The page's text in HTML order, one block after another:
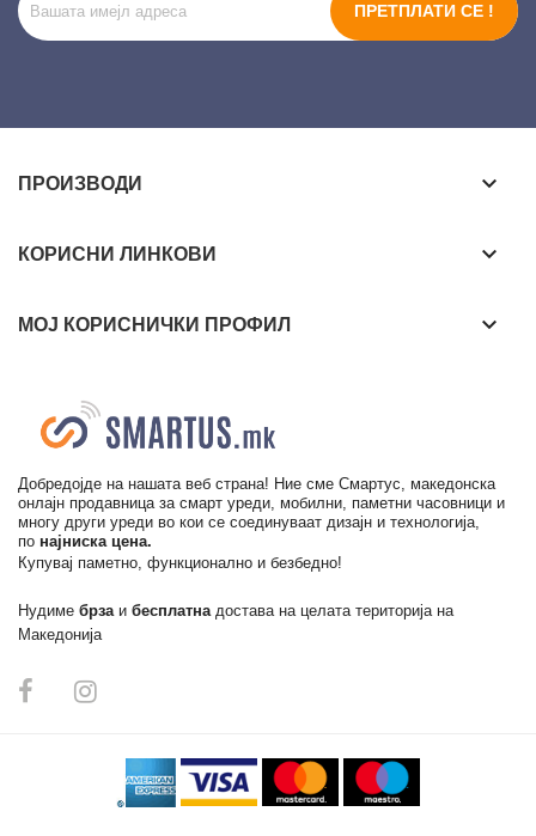
ПРЕТПЛАТИ СЕ !
ПРОИЗВОДИ keyboard_arrow_down
КОРИСНИ ЛИНКОВИ keyboard_arrow_down
МОЈ КОРИСНИЧКИ ПРОФИЛ keyboard_arrow_down
Добредојде на нашата веб страна! Ние сме Смартус, македонска
онлајн продавница за смарт уреди, мобилни, паметни часовници и
многу други уреди во кои се соединуваат дизајн и технологија,
по најниска цена.
Купувај паметно, функционално и безбедно!
Нудиме брзаи бесплатна достава на целата територија на
Македонија